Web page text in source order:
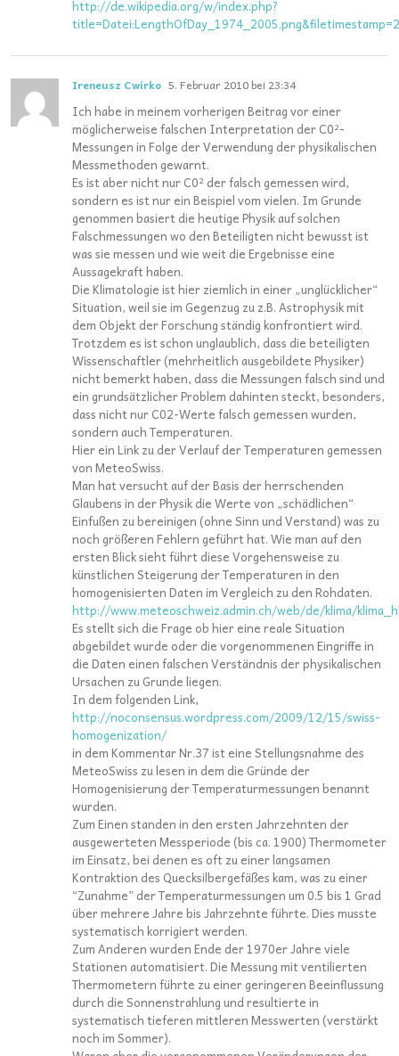
http://de.wikipedia.org/w/index.php?
Ireneusz Cwirko 5. Februar 2010 bei 23:34
Ich habe in meinem vorherigen Beitrag vor einer
möglicherweise falschen Interpretation der C0²-
Messungen in Folge der Verwendung der physikalischen
Messmethoden gewarnt.
Es ist aber nicht nur C0² der falsch gemessen wird,
sondern es ist nur ein Beispiel vom vielen. Im Grunde
genommen basiert die heutige Physik auf solchen
Falschmessungen wo den Beteiligten nicht bewusst ist
was sie messen und wie weit die Ergebnisse eine
Aussagekraft haben.
Die Klimatologie ist hier ziemlich in einer „unglücklicher“
Situation, weil sie im Gegenzug zu z.B. Astrophysik mit
dem Objekt der Forschung ständig konfrontiert wird.
Trotzdem es ist schon unglaublich, dass die beteiligten
Wissenschaftler (mehrheitlich ausgebildete Physiker)
nicht bemerkt haben, dass die Messungen falsch sind und
ein grundsätzlicher Problem dahinten steckt, besonders,
dass nicht nur C02-Werte falsch gemessen wurden,
sondern auch Temperaturen.
Hier ein Link zu der Verlauf der Temperaturen gemessen
von MeteoSwiss.
Man hat versucht auf der Basis der herrschenden
Glaubens in der Physik die Werte von „schädlichen“
Einfußen zu bereinigen (ohne Sinn und Verstand) was zu
noch größeren Fehlern geführt hat. Wie man auf den
ersten Blick sieht führt diese Vorgehensweise zu
künstlichen Steigerung der Temperaturen in den
homogenisierten Daten im Vergleich zu den Rohdaten.
http://www.meteoschweiz.admin.ch/web/de/klima/
Es stellt sich die Frage ob hier eine reale Situation
abgebildet wurde oder die vorgenommenen Eingriffe in
die Daten einen falschen Verständnis der physikalischen
Ursachen zu Grunde liegen.
In dem folgenden Link,
http://noconsensus.wordpress.com/2009/12/15/swiss-
homogenization/
in dem Kommentar Nr.37 ist eine Stellungsnahme des
MeteoSwiss zu lesen in dem die Gründe der
Homogenisierung der Temperaturmessungen benannt
wurden.
Zum Einen standen in den ersten Jahrzehnten der
ausgewerteten Messperiode (bis ca. 1900) Thermometer
im Einsatz, bei denen es oft zu einer langsamen
Kontraktion des Quecksilbergefäßes kam, was zu einer
“Zunahme” der Temperaturmessungen um 0.5 bis 1 Grad
über mehrere Jahre bis Jahrzehnte führte. Dies musste
systematisch korrigiert werden.
Zum Anderen wurden Ende der 1970er Jahre viele
Stationen automatisiert. Die Messung mit ventilierten
Thermometern führte zu einer geringeren Beeinflussung
durch die Sonnenstrahlung und resultierte in
systematisch tieferen mittleren Messwerten (verstärkt
noch im Sommer).